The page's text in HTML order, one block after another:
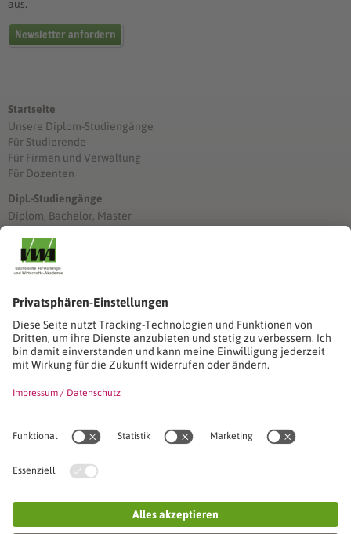
aus.
Newsletter anfordern
Startseite
Unsere Diplom-Studiengänge
Für Studierende
Für Firmen und Verwaltung
Für Dozenten
Dipl.-Studiengänge
Diplom, Bachelor, Master
Stimmen unserer Absolventinnen und Absolventen
Stimmen unserer Absolventinnen und Absolventen
Seminare
Seminardatenbank
Inhouseanfragen
Seminarreihen
VWA stellt sich vor
Unser SVWA-Team
Veranstaltungsorte und Raumanmietung